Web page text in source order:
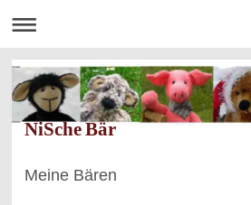
NiSche Bär
Meine Bären